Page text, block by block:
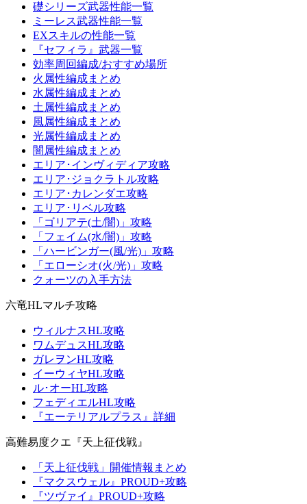
礎シリーズ武器性能一覧
ミーレス武器性能一覧
EXスキルの性能一覧
『セフィラ』武器一覧
効率周回編成/おすすめ場所
火属性編成まとめ
水属性編成まとめ
土属性編成まとめ
風属性編成まとめ
光属性編成まとめ
闇属性編成まとめ
エリア･インヴィディア攻略
エリア･ジョクラトル攻略
エリア･カレンダエ攻略
エリア･リベル攻略
「ゴリアテ(土/闇)」攻略
「フェイム(水/闇)」攻略
「ハービンガー(風/光)」攻略
「エローシオ(火/光)」攻略
クォーツの入手方法
六竜HLマルチ攻略
ウィルナスHL攻略
ワムデュスHL攻略
ガレヲンHL攻略
イーウィヤHL攻略
ル･オーHL攻略
フェディエルHL攻略
『エーテリアルプラス』詳細
高難易度クエ『天上征伐戦』
「天上征伐戦」開催情報まとめ
『マクスウェル』PROUD+攻略
『ツヴァイ』PROUD+攻略